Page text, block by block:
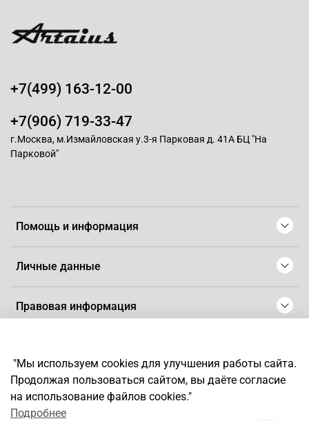
Помощь и информация
Личные данные
Правовая информация
+7(499) 163-12-00
+7(906) 719-33-47
г.Москва, м.Измайловская у.3-я Парковая д. 41А БЦ "На
Парковой"
*Любое использование контента без письменного разрешения
запрещено
"Мы используем cookies для улучшения работы сайта.
Продолжая пользоваться сайтом, вы даёте согласие
на использование файлов cookies."
Подробнее